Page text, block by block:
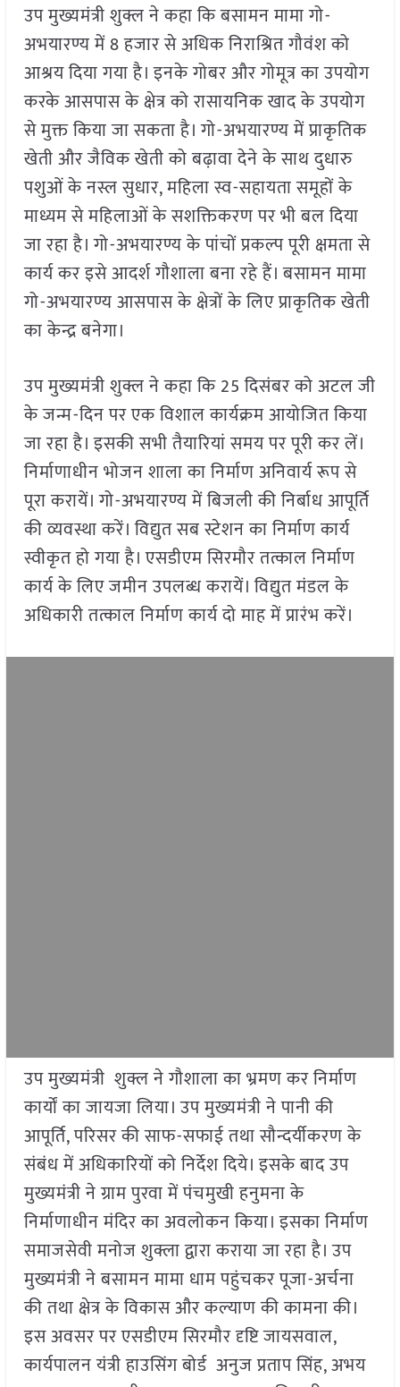
उप मुख्यमंत्री शुक्ल ने कहा कि बसामन मामा गो-
अभयारण्य में 8 हजार से अधिक निराश्रित गौवंश को
आश्रय दिया गया है। इनके गोबर और गोमूत्र का उपयोग
करके आसपास के क्षेत्र को रासायनिक खाद के उपयोग
से मुक्त किया जा सकता है। गो-अभयारण्य में प्राकृतिक
खेती और जैविक खेती को बढ़ावा देने के साथ दुधारु
पशुओं के नस्ल सुधार, महिला स्व-सहायता समूहों के
माध्यम से महिलाओं के सशक्तिकरण पर भी बल दिया
जा रहा है। गो-अभयारण्य के पांचों प्रकल्प पूरी क्षमता से
कार्य कर इसे आदर्श गौशाला बना रहे हैं। बसामन मामा
गो-अभयारण्य आसपास के क्षेत्रों के लिए प्राकृतिक खेती
का केन्द्र बनेगा।
उप मुख्यमंत्री शुक्ल ने कहा कि 25 दिसंबर को अटल जी
के जन्म-दिन पर एक विशाल कार्यक्रम आयोजित किया
जा रहा है। इसकी सभी तैयारियां समय पर पूरी कर लें।
निर्माणाधीन भोजन शाला का निर्माण अनिवार्य रूप से
पूरा करायें। गो-अभयारण्य में बिजली की निर्बाध आपूर्ति
की व्यवस्था करें। विद्युत सब स्टेशन का निर्माण कार्य
स्वीकृत हो गया है। एसडीएम सिरमौर तत्काल निर्माण
कार्य के लिए जमीन उपलब्ध करायें। विद्युत मंडल के
अधिकारी तत्काल निर्माण कार्य दो माह में प्रारंभ करें।
उप मुख्यमंत्री शुक्ल ने गौशाला का भ्रमण कर निर्माण
कार्यों का जायजा लिया। उप मुख्यमंत्री ने पानी की
आपूर्ति, परिसर की साफ-सफाई तथा सौन्दर्यीकरण के
संबंध में अधिकारियों को निर्देश दिये। इसके बाद उप
मुख्यमंत्री ने ग्राम पुरवा में पंचमुखी हनुमना के
निर्माणाधीन मंदिर का अवलोकन किया। इसका निर्माण
समाजसेवी मनोज शुक्ला द्वारा कराया जा रहा है। उप
मुख्यमंत्री ने बसामन मामा धाम पहुंचकर पूजा-अर्चना
की तथा क्षेत्र के विकास और कल्याण की कामना की।
इस अवसर पर एसडीएम सिरमौर दृष्टि जायसवाल,
कार्यपालन यंत्री हाउसिंग बोर्ड अनुज प्रताप सिंह, अभय